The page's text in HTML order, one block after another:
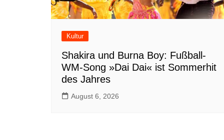
Kultur
Shakira und Burna Boy: Fußball-
WM-Song »Dai Dai« ist Sommerhit
des Jahres
August 6, 2026